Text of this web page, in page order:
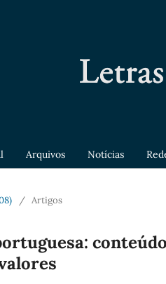
Arquivos Notícias
/ Artigos